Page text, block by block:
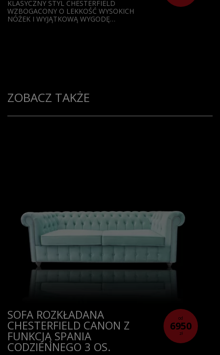
KLASYCZNY STYL CHESTERFIELD
WZBOGACONY O LEKKOŚĆ WYSOKICH
NÓŻEK I WYJĄTKOWĄ WYGODĘ…
ZOBACZ TAKŻE
od
6950
zł
SOFA ROZKŁADANA
CHESTERFIELD CANON Z
FUNKCJĄ SPANIA
CODZIENNEGO 3 OS.